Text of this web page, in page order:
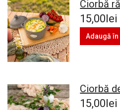
Ciorbă
15,00lei
Adaugă în
Ciorbă
15,00lei